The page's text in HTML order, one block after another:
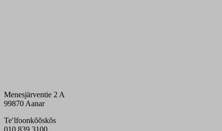
Menesjärventie 2 A
99870 Aanar
Teʹlfoonkõõskõs
010 839 3100